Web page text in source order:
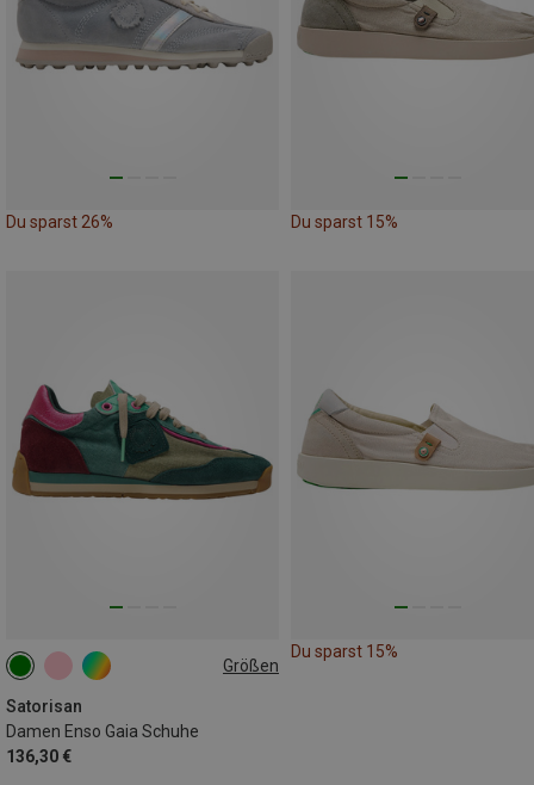
Du sparst 26% Du sparst 15%
Größen
Satorisan
Damen Enso Gaia Schuhe
136,30 €
38 40
Du sparst 15%